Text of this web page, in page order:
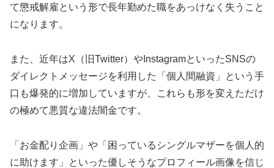
て懲戒解雇という形で長年勤めた職をあっけなく失うこと
になります。
また、近年はX（旧Twitter）やInstagramといったSNSの
ダイレクトメッセージを利用した「個人間融資」という手
口も爆発的に増加していますが、これらも形を変えただけ
の極めて悪質な違法闇金です。
「お金配り企画」や「困っているシングルマザーを個人的
に助けます」といった優しそうなプロフィール画像を信じ